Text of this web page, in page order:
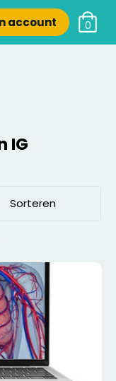
account 0
IG
Sorteren